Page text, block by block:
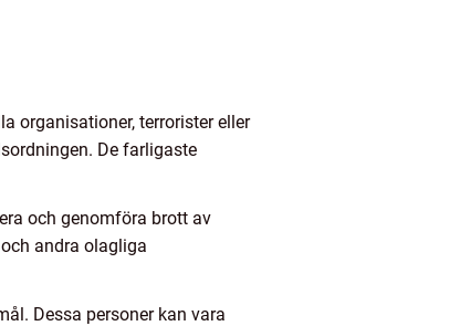
organisationer, terrorister eller
De farligaste
och genomföra brott av
andra olagliga
Dessa personer kan vara